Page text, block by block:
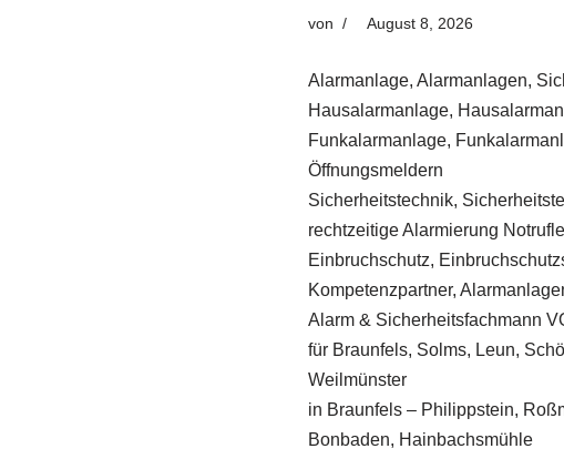
von August 8, 2026
Alarmanlage, Alarmanlagen,
Hausalarmanlage,
Funkalarmanlage,
Öffnungsmeldern
Sicherheitstechnik,
rechtzeitige Alarmierung
Einbruchschutz,
Kompetenzpartner,
Alarm & Sicherheitsfachmann
für Braunfels, Solms, Leun,
Weilmünster
in Braunfels – Philippstein,
Bonbaden, Hainbachsmühle